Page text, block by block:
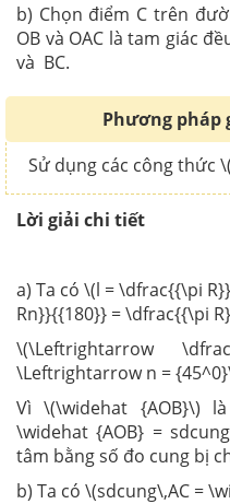
b) Chọn điểm C trên
OB và OAC là tam giác
và BC.
Phương pháp
Sử dụng các công thức
Lời giải chi tiết
a) Ta có \(l = \dfrac{{\pi
Rn}}{{180}} = \dfrac{{\pi
\(\Leftrightarrow
\Leftrightarrow n =
Vì \(\widehat {AOB}\)
\widehat {AOB} =
tâm bằng số đo cung bị
b) Ta có \(sdcung\,AC =